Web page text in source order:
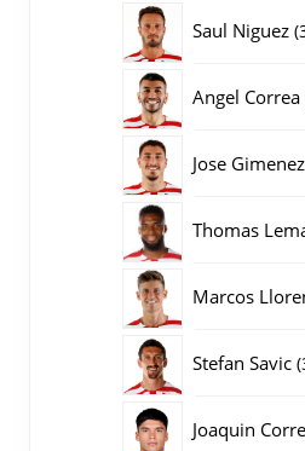
Saul Niguez
Angel Correa
Jose Gimenez
Thomas
Marcos
Stefan Savic
Joaquin